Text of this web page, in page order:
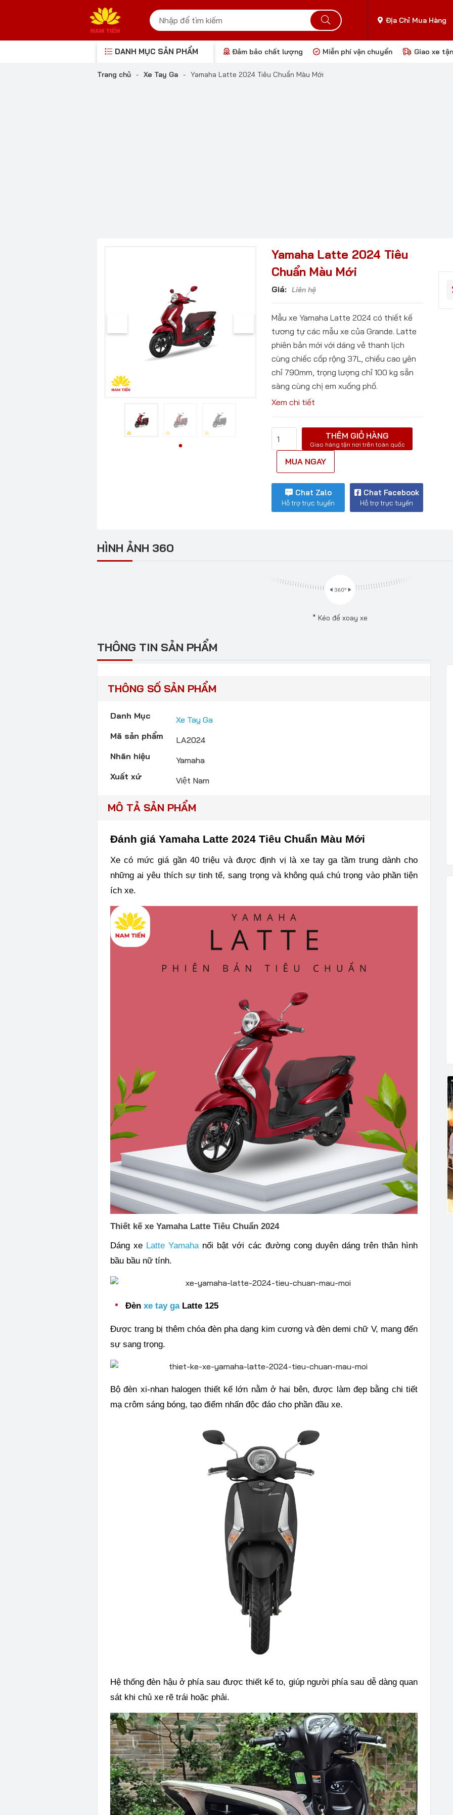
Địa Chỉ Mua Hàng
DANH MỤC SẢN PHẨM Đảm bảo chất lượng Miễn phí vận chuyển Giao xe
Trang chủ - Xe Tay Ga - Yamaha Latte 2024 Tiêu Chuẩn Màu Mới
Yamaha Latte 2024 Tiêu
Chuẩn Màu Mới
Giá: Liên hệ
Mẫu xe Yamaha Latte 2024 có thiết kế
tương tự các mẫu xe của Grande. Latte
phiên bản mới với dáng vẻ thanh lịch
cùng chiếc cốp rộng 37L, chiều cao yên
chỉ 790mm, trọng lượng chỉ 100 kg sẵn
sàng cùng chị em xuống phố.
Xem chi tiết
THÊM GIỎ HÀNG
Giao hàng tận nơi trên toàn quốc
MUA NGAY
Chat Zalo
Hỗ trợ trực tuyến
Chat Facebook
Hỗ trợ trực tuyến
HÌNH ẢNH 360
* Kéo để xoay xe
THÔNG TIN SẢN PHẨM
THÔNG SỐ SẢN PHẨM
Danh Mục
Xe Tay Ga
Mã sản phẩm
LA2024
Nhãn hiệu
Yamaha
Xuất xứ
Việt Nam
MÔ TẢ SẢN PHẨM
Đánh giá Yamaha Latte 2024 Tiêu Chuẩn Màu Mới
Xe có mức giá gần 40 triệu và được định vị là xe tay ga tầm trung dành cho
những ai yêu thích sự tinh tế, sang trọng và không quá chú trọng vào phần tiện
ích xe.
Thiết kế xe Yamaha Latte Tiêu Chuẩn 2024
Dáng xe Latte Yamaha nổi bật với các đường cong duyên dáng trên thân hình
bầu bầu nữ tính.
Đèn xe tay ga Latte 125
Được trang bị thêm chóa đèn pha dạng kim cương và đèn demi chữ V, mang đến
sự sang trọng.
Bộ đèn xi-nhan halogen thiết kế lớn nằm ở hai bên, được làm đẹp bằng chi tiết
mạ crôm sáng bóng, tạo điểm nhấn độc đáo cho phần đầu xe.
Hệ thống đèn hậu ở phía sau được thiết kế to, giúp người phía sau dễ dàng quan
sát khi chủ xe rẽ trái hoặc phải.